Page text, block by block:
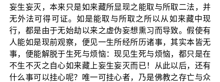
妄生妄灭，本来只是如来藏所显现之能取与所取二法，并
无外法可得可证。如是能取与所取之所以从如来藏中现
行，都是由于无始劫以来之虚伪妄想熏习而导致。假使有
人能如是现前观察，便见一生所经所历诸事，其实本皆无
事，便能解脱于生死与烦恼：现见生死与烦恼，都只是在
不生不灭之自心如来藏上妄生妄灭而已！从此以后，还有
什么事可以挂心呢？唯一可挂心者，乃是佛教之存亡与众